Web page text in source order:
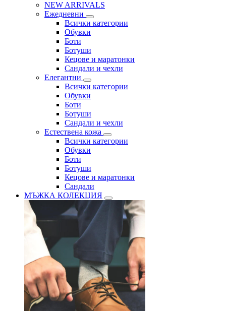
NEW ARRIVALS
Ежедневни
Всички категории
Обувки
Боти
Ботуши
Кецове и маратонки
Сандали и чехли
Елегантни
Всички категории
Обувки
Боти
Ботуши
Сандали и чехли
Естествена кожа
Всички категории
Обувки
Боти
Ботуши
Кецове и маратонки
Сандали
МЪЖКА КОЛЕКЦИЯ